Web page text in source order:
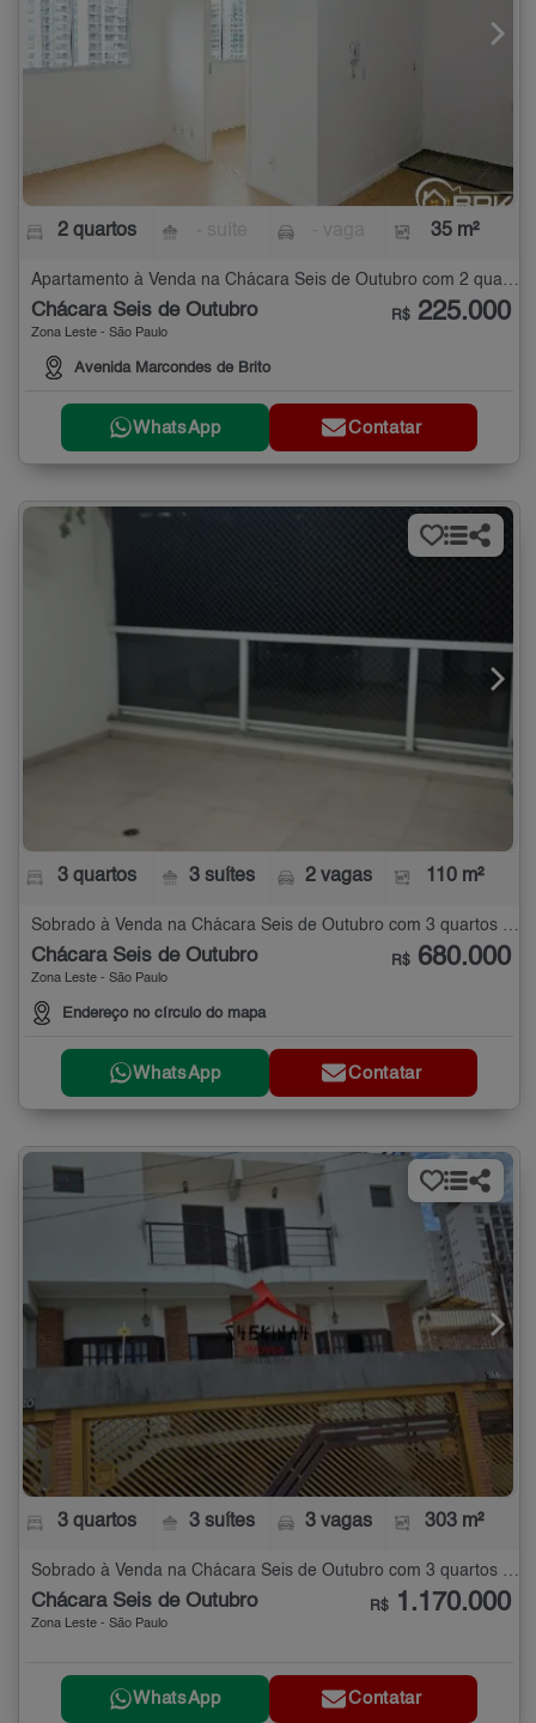
2 quartos 35 m²
Apartamento à Venda na Chácara Seis de Outubro com 2 quartos - 35 m²
Chácara Seis de Outubro
Zona Leste - São Paulo
Avenida Marcondes de Brito
R$ 225.000
WhatsApp Contatar
3 quartos 3 suítes 2 vagas 110 m²
Sobrado à Venda na Chácara Seis de Outubro com 3 quartos - 110 m²
Chácara Seis de Outubro
Zona Leste - São Paulo
Endereço no círculo do mapa
R$ 680.000
WhatsApp Contatar
3 quartos 3 suítes 3 vagas 303 m²
Sobrado à Venda na Chácara Seis de Outubro com 3 quartos - 303 m²
Chácara Seis de Outubro
Zona Leste - São Paulo
R$ 1.170.000
WhatsApp Contatar